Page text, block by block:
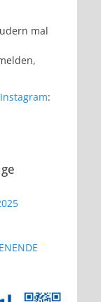
mal
Instagram: